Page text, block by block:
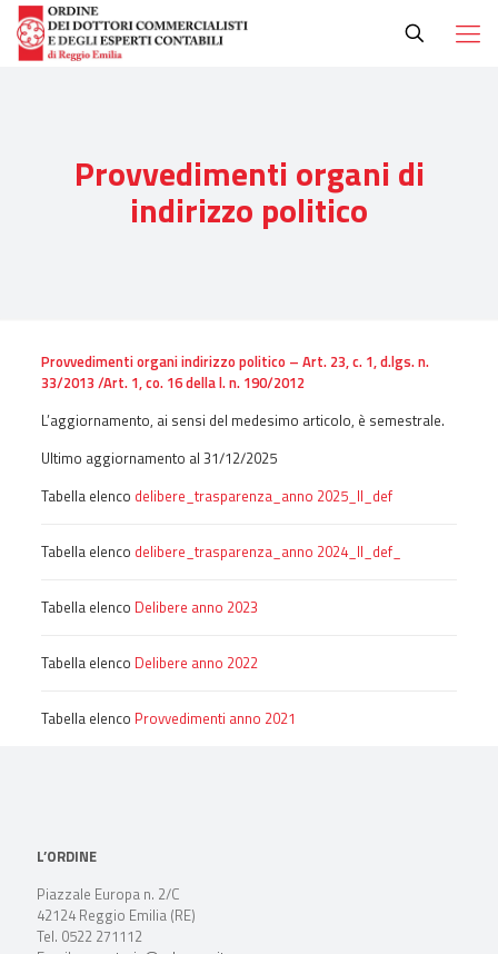
Provvedimenti organi di
indirizzo politico
Provvedimenti organi indirizzo politico – Art. 23, c. 1, d.lgs. n.
33/2013 /Art. 1, co. 16 della l. n. 190/2012
L’aggiornamento, ai sensi del medesimo articolo, è semestrale.
Ultimo aggiornamento al 31/12/2025
Tabella elenco delibere_trasparenza_anno 2025_II_def
Tabella elenco delibere_trasparenza_anno 2024_II_def_
Tabella elenco Delibere anno 2023
Tabella elenco Delibere anno 2022
Tabella elenco Provvedimenti anno 2021
L’ORDINE
Piazzale Europa n. 2/C
42124 Reggio Emilia (RE)
Tel. 0522 271112